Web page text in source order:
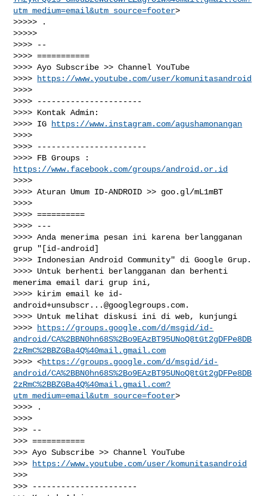
utm_medium=email&utm_source=footer>
>>>>> .
>>>>>
>>>> --
>>>> ===========
>>>> Ayo Subscribe >> Channel YouTube
>>>>
https://www.youtube.com/user/komunitasandroid
>>>>
>>>> ----------------------
>>>> Kontak Admin:
>>>> IG
https://www.instagram.com/agushamonangan
>>>>
>>>> -----------------------
https://www.facebook.com/groups/android.or.id
>>>>
>>>> Aturan Umum ID-ANDROID >> goo.gl/mL1mBT
>>>>
>>>> ==========
>>>> ---
>>>> Anda menerima pesan ini karena berlangganan
grup "[id-android]
>>>> Indonesian Android Community" di Google Grup.
>>>> Untuk berhenti berlangganan dan berhenti
menerima email dari grup ini,
>>>> kirim email ke id-
android+unsubscr...@googlegroups.com.
>>>> Untuk melihat diskusi ini di web, kunjungi
>>>>
https://groups.google.com/d/msgid/id-
android/CA%2BBN0hn68S%2Bo9EAzBT95UNoQ8tGt2gDFPe8DB
2zRmC%2BBZGBa4Q%40mail.gmail.com
>>>> <https://groups.google.com/d/msgid/id-
android/CA%2BBN0hn68S%2Bo9EAzBT95UNoQ8tGt2gDFPe8DB
2zRmC%2BBZGBa4Q%40mail.gmail.com?
utm_medium=email&utm_source=footer>
>>>> .
>>>>
>>> --
>>> ===========
>>> Ayo Subscribe >> Channel YouTube
>>>
https://www.youtube.com/user/komunitasandroid
>>>
>>> ----------------------